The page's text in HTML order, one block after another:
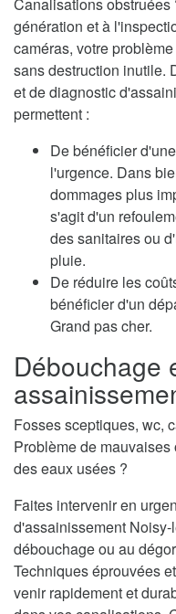
génération et à
caméras, votre
sans destruction inutile.
et de diagnostic
permettent :
De bénéficier
l'urgence. Dans
dommages plus
s'agit d'un
des sanitaires ou
pluie.
De réduire les
bénéficier d'un
Grand pas cher.
Débouchage
Fosses sceptiques, wc,
Problème de
des eaux usées ?
Faites intervenir en
d'assainissement
débouchage ou au
Techniques éprouvées
venir rapidement et